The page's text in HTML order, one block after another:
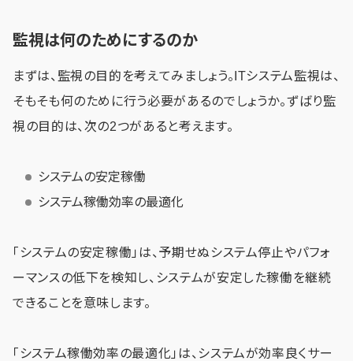
監視は何のためにするのか
まずは、監視の目的を考えてみましょう。ITシステム監視は、
そもそも何のために行う必要があるのでしょうか。ずばり監
視の目的は、次の2つがあると考えます。
システムの安定稼働
システム稼働効率の最適化
「システムの安定稼働」は、予期せぬシステム停止やパフォ
ーマンスの低下を検知し、システムが安定した稼働を継続
できることを意味します。
「システム稼働効率の最適化」は、システムが効率良くサー